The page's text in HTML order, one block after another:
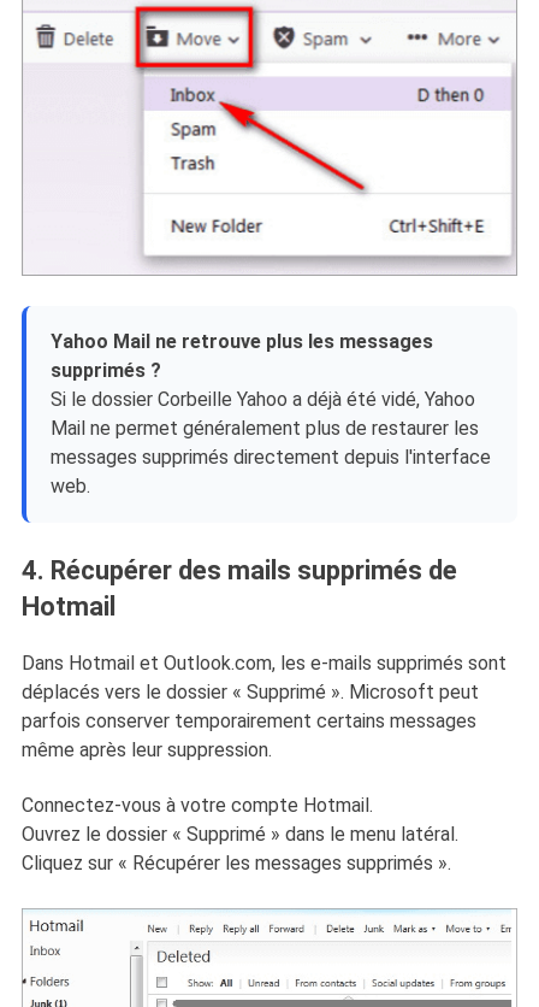
Yahoo Mail ne retrouve plus les messages
supprimés ?
Si le dossier Corbeille Yahoo a déjà été vidé, Yahoo
Mail ne permet généralement plus de restaurer les
messages supprimés directement depuis l'interface
web.
4. Récupérer des mails supprimés de
Hotmail
Dans Hotmail et Outlook.com, les e-mails supprimés sont
déplacés vers le dossier « Supprimé ». Microsoft peut
parfois conserver temporairement certains messages
même après leur suppression.
Connectez-vous à votre compte Hotmail.
Ouvrez le dossier « Supprimé » dans le menu latéral.
Cliquez sur « Récupérer les messages supprimés ».